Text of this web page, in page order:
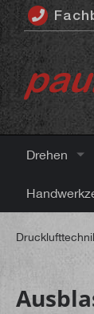
springen
Drehen